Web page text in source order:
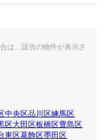
は、該当の物件が表示さ
中央区品川区練馬区
区大田区板橋区豊島区
東区葛飾区墨田区